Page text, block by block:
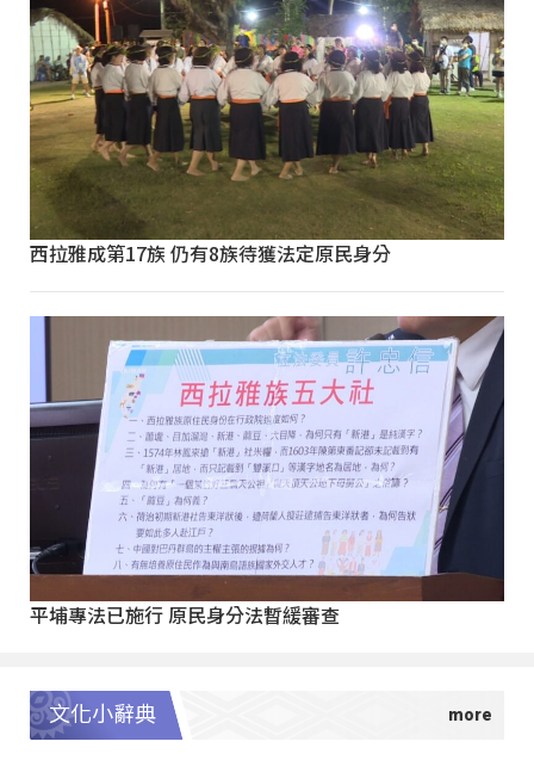
西拉雅成第17族 仍有8族待獲法定原民身分
平埔專法已施行 原民身分法暫緩審查
文化小辭典